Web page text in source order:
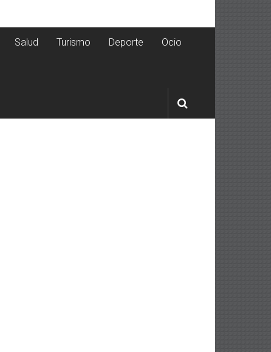
Salud Turismo Deporte Ocio